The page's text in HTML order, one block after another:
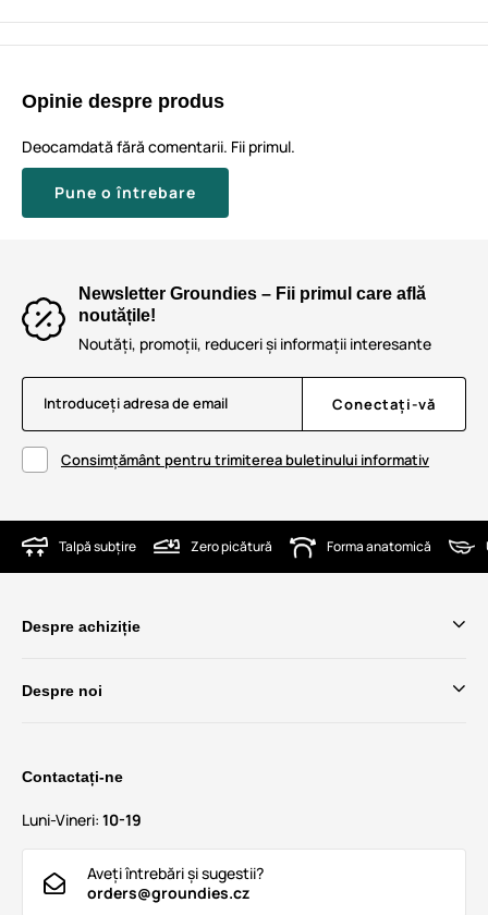
Opinie despre produs
Deocamdată fără comentarii. Fii primul.
Pune o întrebare
Newsletter Groundies – Fii primul care află
noutățile!
Noutăți, promoții, reduceri și informații interesante
Introduceți adresa de email Conectați-vă
Consimțământ pentru trimiterea buletinului informativ
Talpă subțire Zero picătură Forma anatomică
Despre achiziție
Despre noi
Contactați-ne
Luni-Vineri: 10-19
Aveți întrebări și sugestii?
orders@groundies.cz